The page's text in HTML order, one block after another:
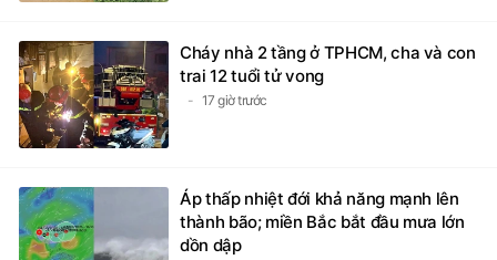
Cháy nhà 2 tầng ở TPHCM, cha và con
trai 12 tuổi tử vong
17 giờ trước
Áp thấp nhiệt đới khả năng mạnh lên
thành bão; miền Bắc bắt đầu mưa lớn
dồn dập